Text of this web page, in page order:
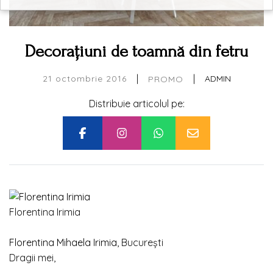
Decoraţiuni de toamnă din fetru
21 octombrie 2016 | PROMO | ADMIN
Distribuie articolul pe:
Florentina Irimia
Florentina Mihaela Irimia, Bucureşti
Dragii mei,